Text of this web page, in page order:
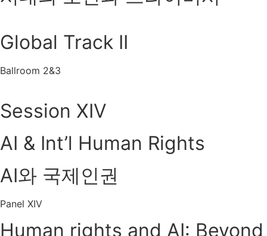
Global Track II
Ballroom 2&3
Session XIV
AI & Int’l Human Rights
AI와 국제인권
Panel XIV
Human rights and AI: Beyond